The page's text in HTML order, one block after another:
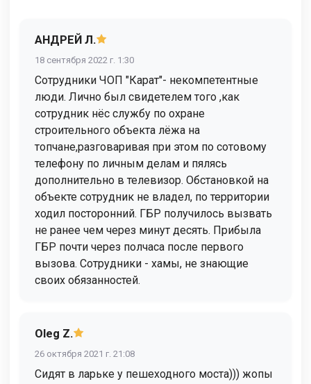
АНДРЕЙ Л.
18 сентября 2022 г. 1:30
Сотрудники ЧОП "Карат"- некомпетентные
люди. Лично был свидетелем того ,как
сотрудник нёс службу по охране
строительного объекта лёжа на
топчане,разговаривая при этом по сотовому
телефону по личным делам и пялясь
дополнительно в телевизор. Обстановкой на
объекте сотрудник не владел, по территории
ходил посторонний. ГБР получилось вызвать
не ранее чем через минут десять. Прибыла
ГБР почти через полчаса после первого
вызова. Сотрудники - хамы, не знающие
своих обязанностей.
Oleg Z.
26 октября 2021 г. 21:08
Сидят в ларьке у пешеходного моста))) жопы